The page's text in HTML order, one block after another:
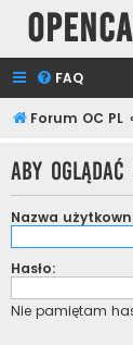
FAQ
Forum OC PL
Aby
Nazwa
Hasło:
Nie pamiętam